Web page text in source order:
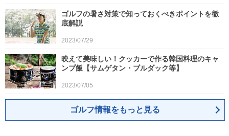
ゴルフの暑さ対策で知っておくべきポイントを徹
底解説
2023/07/29
映えて美味しい！クッカーで作る韓国料理のキャ
ンプ飯【サムゲタン・ブルダック等】
2023/07/05
ゴルフ情報をもっと見る